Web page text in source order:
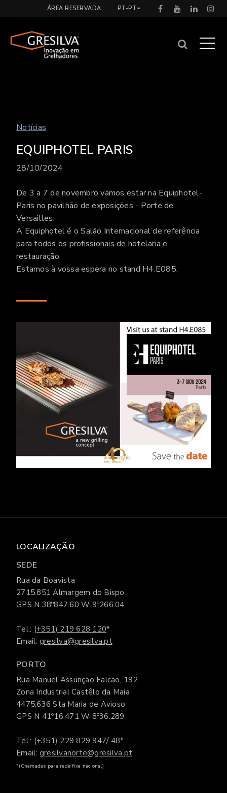
ÁREA RESERVADA PT-PT
Notícias
EQUIPHOTEL PARIS
28/10/2024
De 3 a 7 de novembro vamos estar na Equiphotel-
Paris no pavilhão de exposições - Porte de
Versailles.
A Equiphotel é o Salão Internacional de referência
para todos os profissionais de hotelaria e
restauração.
Estamos à vossa espera no stand H4.E085.
LOCALIZAÇÃO
SEDE
Rua da Boavista
2715.851 Almargem do Bispo
GPS N 38º847.60 W 9º266.04
Tel.: (+351) 219 628 120*
Email: gresilva@gresilva.pt
PORTO
Rua Manuel Assunção Falcão, 192
Zona Industrial Castêlo da Maia
4475.636 Sta Maria de Avioso
GPS N 41º16.471 W 8º36.289
Tel.: (+351) 229 829 947/ 48*
Email: gresilvanorte@gresilva.pt
*(Chamadas para rede fixa nacional)